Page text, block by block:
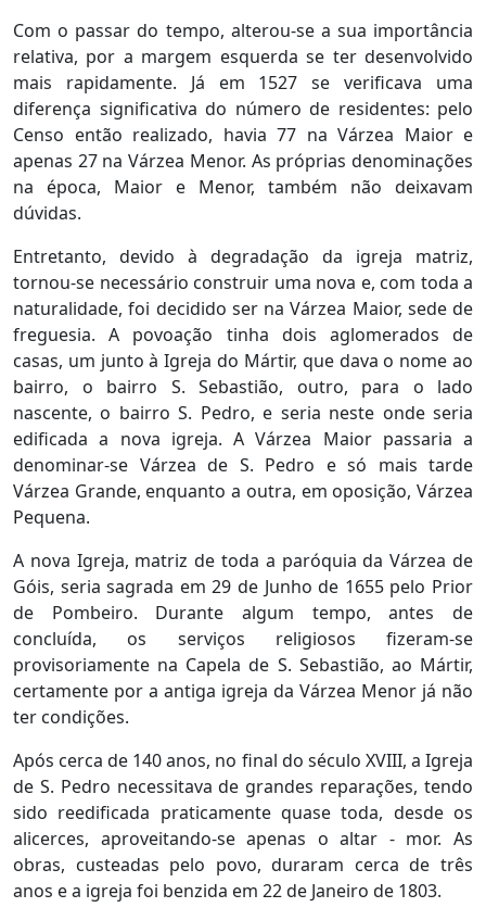
Com o passar do tempo, alterou-se a sua importância
relativa, por a margem esquerda se ter desenvolvido
mais rapidamente. Já em 1527 se verificava uma
diferença significativa do número de residentes: pelo
Censo então realizado, havia 77 na Várzea Maior e
apenas 27 na Várzea Menor. As próprias denominações
na época, Maior e Menor, também não deixavam
dúvidas.
Entretanto, devido à degradação da igreja matriz,
tornou-se necessário construir uma nova e, com toda a
naturalidade, foi decidido ser na Várzea Maior, sede de
freguesia. A povoação tinha dois aglomerados de
casas, um junto à Igreja do Mártir, que dava o nome ao
bairro, o bairro S. Sebastião, outro, para o lado
nascente, o bairro S. Pedro, e seria neste onde seria
edificada a nova igreja. A Várzea Maior passaria a
denominar-se Várzea de S. Pedro e só mais tarde
Várzea Grande, enquanto a outra, em oposição, Várzea
Pequena.
A nova Igreja, matriz de toda a paróquia da Várzea de
Góis, seria sagrada em 29 de Junho de 1655 pelo Prior
de Pombeiro. Durante algum tempo, antes de
concluída, os serviços religiosos fizeram-se
provisoriamente na Capela de S. Sebastião, ao Mártir,
certamente por a antiga igreja da Várzea Menor já não
ter condições.
Após cerca de 140 anos, no final do século XVIII, a Igreja
de S. Pedro necessitava de grandes reparações, tendo
sido reedificada praticamente quase toda, desde os
alicerces, aproveitando-se apenas o altar - mor. As
obras, custeadas pelo povo, duraram cerca de três
anos e a igreja foi benzida em 22 de Janeiro de 1803.